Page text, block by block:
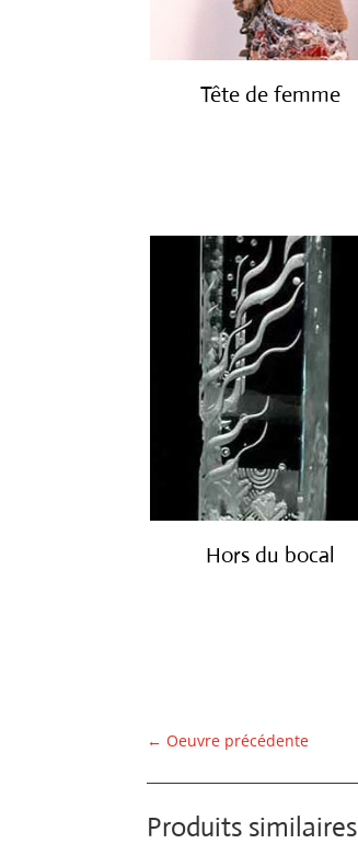
Tête de femme
Hors du bocal
←Oeuvre précédente
Produits similaires